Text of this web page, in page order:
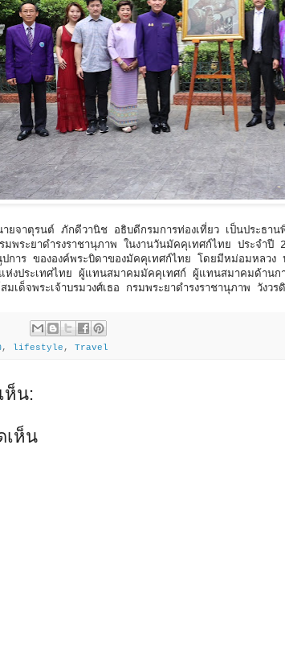
จาตุรนต์ ภักดีวานิช อธิบดีกรมการท่องเที่ยว เป็นประธาน
รมพระยาดำรงราชานุภาพ ในงานวันมัคคุเทศก์ไทย ประจำ
การ ขององค์พระบิดาของมัคคุเทศก์ไทย โดยมีหม่อมหลว
ห่งประเทศไทย ผู้แทนสมาคมมัคคุเทศก์ ผู้แทนสมาคมด้านก
เด็จพระเจ้าบรมวงศ์เธอ กรมพระยาดำรงราชานุภาพ วัง
, lifestyle , Travel
ห็น:
เห็น